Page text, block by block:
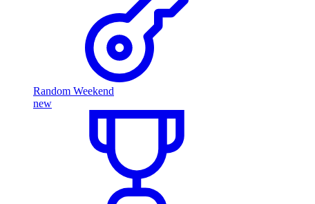
Random Weekend
new